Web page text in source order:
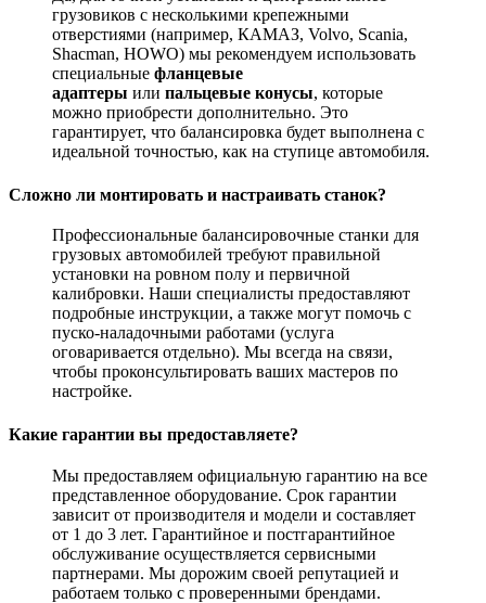
грузовиков с несколькими крепежными
отверстиями (например, КАМАЗ, Volvo, Scania,
Shacman, HOWO) мы рекомендуем использовать
специальные фланцевые
адаптеры или пальцевые конусы, которые
можно приобрести дополнительно. Это
гарантирует, что балансировка будет выполнена с
идеальной точностью, как на ступице автомобиля.
Сложно ли монтировать и настраивать станок?
Профессиональные балансировочные станки для
грузовых автомобилей требуют правильной
установки на ровном полу и первичной
калибровки. Наши специалисты предоставляют
подробные инструкции, а также могут помочь с
пуско-наладочными работами (услуга
оговаривается отдельно). Мы всегда на связи,
чтобы проконсультировать ваших мастеров по
настройке.
Какие гарантии вы предоставляете?
Мы предоставляем официальную гарантию на все
представленное оборудование. Срок гарантии
зависит от производителя и модели и составляет
от 1 до 3 лет. Гарантийное и постгарантийное
обслуживание осуществляется сервисными
партнерами. Мы дорожим своей репутацией и
работаем только с проверенными брендами.